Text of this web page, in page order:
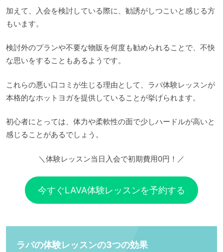
加えて、入会を検討している際に、勧誘がしつこいと感じる方
もいます。
検討外のプランや不要な物販を何度も勧められることで、不快
な思いをすることもあるようです。
これらの悪い口コミが生じる理由として、ラバ体験レッスンが
本格的なホットヨガを提供していることが挙げられます。
初心者にとっては、体力や柔軟性の面で少しハードルが高いと
感じることがあるでしょう。
＼体験レッスン当日入会で初期費用0円！／
今すぐLAVA体験レッスンを予約する
ラバの体験レッスンの3つの効果